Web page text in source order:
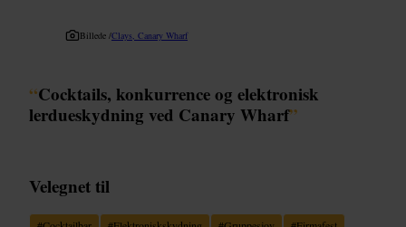
Billede /Clays, Canary Wharf
“Cocktails, konkurrence og elektronisk
lerdueskydning ved Canary Wharf”
Velegnet til